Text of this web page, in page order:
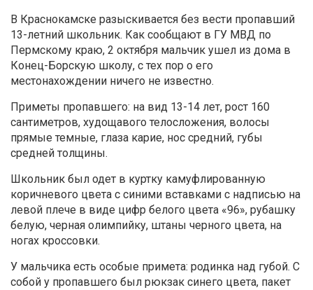
В Краснокамске разыскивается без вести пропавший
13-летний школьник. Как сообщают в ГУ МВД по
Пермскому краю, 2 октября мальчик ушел из дома в
Конец-Борскую школу, с тех пор о его
местонахождении ничего не известно.
Приметы пропавшего: на вид 13-14 лет, рост 160
сантиметров, худощавого телосложения, волосы
прямые темные, глаза карие, нос средний, губы
средней толщины.
Школьник был одет в куртку камуфлированную
коричневого цвета с синими вставками с надписью на
левой плече в виде цифр белого цвета «96», рубашку
белую, черная олимпийку, штаны черного цвета, на
ногах кроссовки.
У мальчика есть особые примета: родинка над губой. С
собой у пропавшего был рюкзак синего цвета, пакет